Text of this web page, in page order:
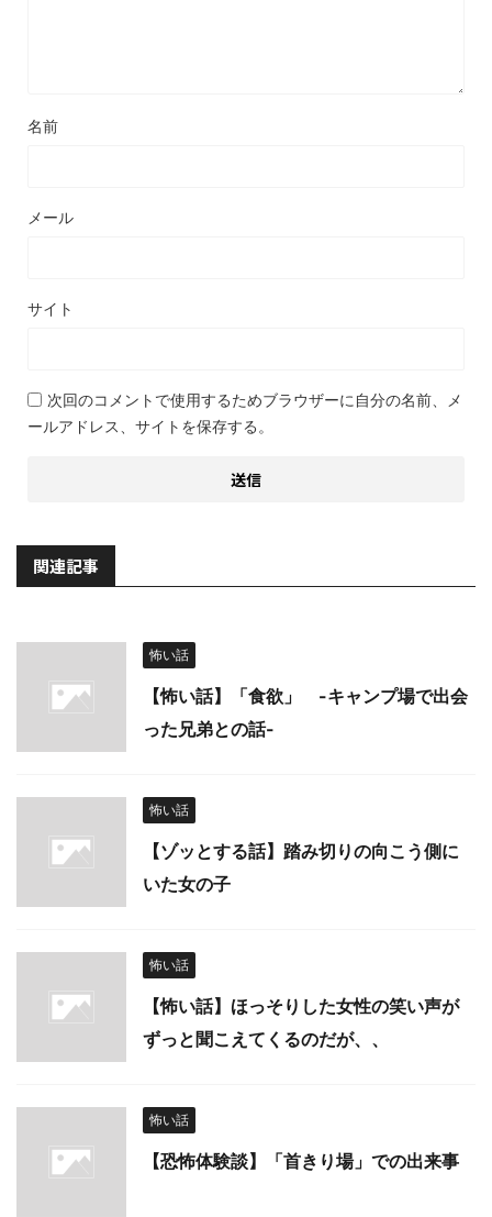
名前
メール
サイト
次回のコメントで使用するためブラウザーに自分の名前、メ
ールアドレス、サイトを保存する。
関連記事
怖い話
【怖い話】「食欲」 -キャンプ場で出会
った兄弟との話-
怖い話
【ゾッとする話】踏み切りの向こう側に
いた女の子
怖い話
【怖い話】ほっそりした女性の笑い声が
ずっと聞こえてくるのだが、、
怖い話
【恐怖体験談】「首きり場」での出来事